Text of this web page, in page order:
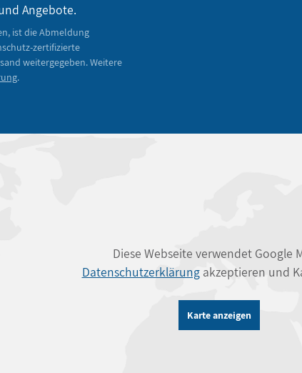
Angebote.
ist die Abmeldung
zertifizierte
weitergegeben. Weitere
.
Diese Webseite verwendet Google
Datenschutzerklärungakzeptieren und
Karte anzeigen